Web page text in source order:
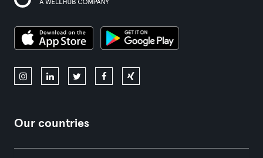
Our countries